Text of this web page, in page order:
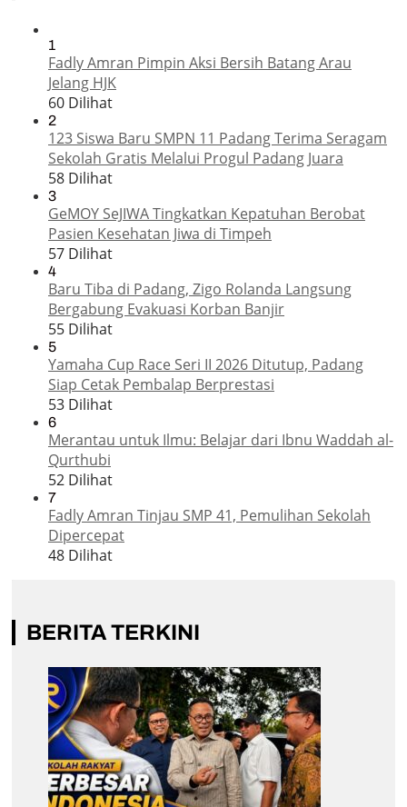
1
Fadly Amran Pimpin Aksi Bersih Batang Arau
Jelang HJK
60 Dilihat
2
123 Siswa Baru SMPN 11 Padang Terima Seragam
Sekolah Gratis Melalui Progul Padang Juara
58 Dilihat
3
GeMOY SeJIWA Tingkatkan Kepatuhan Berobat
Pasien Kesehatan Jiwa di Timpeh
57 Dilihat
4
Baru Tiba di Padang, Zigo Rolanda Langsung
Bergabung Evakuasi Korban Banjir
55 Dilihat
5
Yamaha Cup Race Seri II 2026 Ditutup, Padang
Siap Cetak Pembalap Berprestasi
53 Dilihat
6
Merantau untuk Ilmu: Belajar dari Ibnu Waddah al-
Qurthubi
52 Dilihat
7
Fadly Amran Tinjau SMP 41, Pemulihan Sekolah
Dipercepat
48 Dilihat
BERITA TERKINI